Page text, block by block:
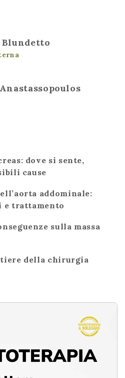
Blundetto
dove si sente,
cause
addominale:
e trattamento
sulla massa
della chirurgia